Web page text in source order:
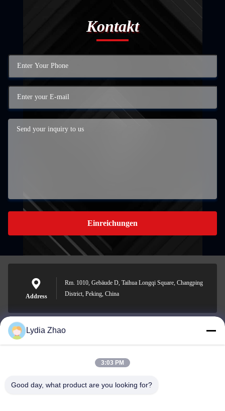
Kontakt
Einreichungen
Address
Rm. 1010, Gebäude D, Taihua Longqi Square, Changping
District, Peking, China
jesingd@vip.sina.com
Lydia Zhao
3:03 PM
Good day, what product are you looking for?